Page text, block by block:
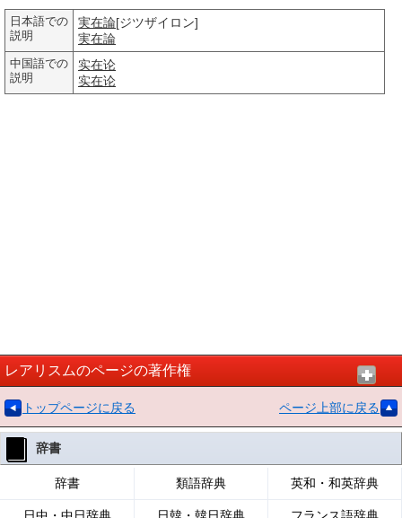
日本語での
説明
実在論[ジツザイロン]
実在論
中国語での
説明
实在论
实在论
レアリスムのページの著作権
トップページに戻る ページ上部に戻る
辞書
辞書 類語辞典 英和・和英辞典